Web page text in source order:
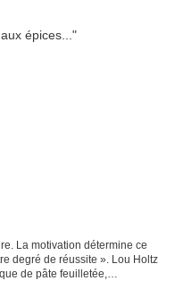
La motivation détermine ce
degré de réussite ». Lou Holtz
de pâte feuilletée,